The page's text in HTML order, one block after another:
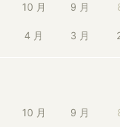
10 月 9 月
4 月 3 月
10 月 9 月